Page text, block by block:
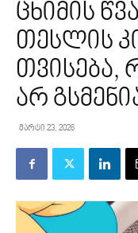
ცხიმის
თესლის
თვისება,
არ
მარტი 23, 2026